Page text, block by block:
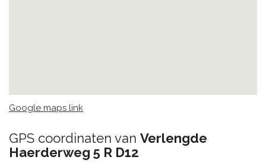
Google maps link
GPS coordinaten van Verlengde
Haerderweg 5 R D12